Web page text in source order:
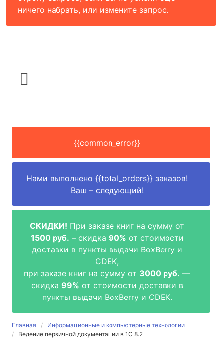
ничего набрать, или измените запрос.
{{common_error}}
Нами выполнено {{total_orders}} заказов!
Ваш – следующий!
СКИДКИ! При заказе книг на сумму от
1500 руб. – скидка 90% от стоимости
доставки в пункты выдачи BoxBerry и
CDEK,
при заказе книг на сумму от 3000 руб. —
скидка 99% от стоимости доставки в
пункты выдачи BoxBerry и CDEK.
Главная
Информационные и компьютерные технологии
Ведение первичной документации в 1С 8.2